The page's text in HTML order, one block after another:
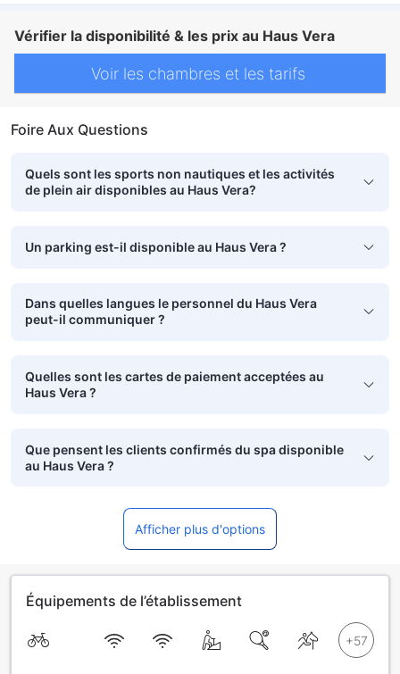
Vérifier la disponibilité & les prix au Haus Vera
Voir les chambres et les tarifs
Foire Aux Questions
Quels sont les sports non nautiques et les activités
de plein air disponibles au Haus Vera?
Un parking est-il disponible au Haus Vera ?
Dans quelles langues le personnel du Haus Vera
peut-il communiquer ?
Quelles sont les cartes de paiement acceptées au
Haus Vera ?
Que pensent les clients confirmés du spa disponible
au Haus Vera ?
Afficher plus d'options
Équipements de l’établissement